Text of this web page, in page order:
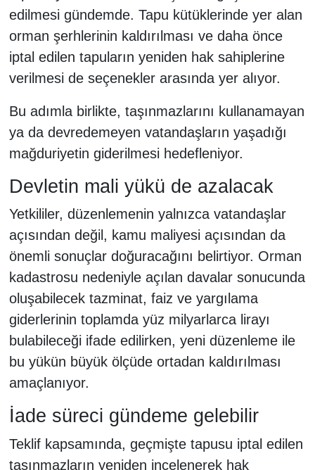
edilmesi gündemde. Tapu kütüklerinde yer alan
orman şerhlerinin kaldırılması ve daha önce
iptal edilen tapuların yeniden hak sahiplerine
verilmesi de seçenekler arasında yer alıyor.
Bu adımla birlikte, taşınmazlarını kullanamayan
ya da devredemeyen vatandaşların yaşadığı
mağduriyetin giderilmesi hedefleniyor.
Devletin mali yükü de azalacak
Yetkililer, düzenlemenin yalnızca vatandaşlar
açısından değil, kamu maliyesi açısından da
önemli sonuçlar doğuracağını belirtiyor. Orman
kadastrosu nedeniyle açılan davalar sonucunda
oluşabilecek tazminat, faiz ve yargılama
giderlerinin toplamda yüz milyarlarca lirayı
bulabileceği ifade edilirken, yeni düzenleme ile
bu yükün büyük ölçüde ortadan kaldırılması
amaçlanıyor.
İade süreci gündeme gelebilir
Teklif kapsamında, geçmişte tapusu iptal edilen
taşınmazların yeniden incelenerek hak